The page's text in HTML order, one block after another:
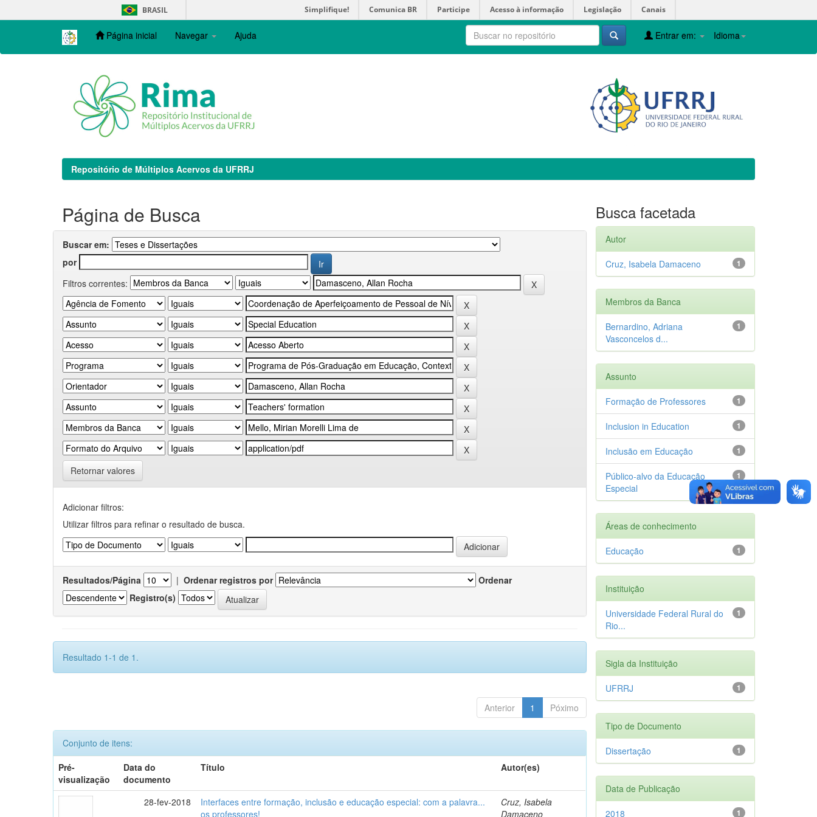
navigation
BRASIL Simplifique! Comunica BR Participe Acesso à informação Legislação Canais
Página inicial Navegar Ajuda Idioma
Entrar em:
Repositório de Múltiplos Acervos da UFRRJ
Página de Busca
Buscar em:
por
Filtros correntes:
Retornar valores
Adicionar filtros:
Utilizar filtros para refinar o resultado de busca.
Resultados/Página | Ordenar registros por
Ordenar
Registro(s)
Resultado 1-1 de 1.
Anterior 1 Póximo
Conjunto de itens:
Pré-
visualização
Data do
documento
Título Autor(es)
28-fev-2018
Interfaces entre formação, inclusão e educação especial: com a palavra...
os professores!
Cruz, Isabela
Damaceno
Busca facetada
Autor
1
Cruz, Isabela Damaceno
Membros da Banca
1
Bernardino, Adriana
Vasconcelos d...
Assunto
1
Formação de Professores
1
Inclusion in Education
1
Inclusão em Educação
1
Público-alvo da Educação
Especial
Áreas de conhecimento
1
Educação
Instituição
1
Universidade Federal Rural do
Rio...
Sigla da Instituição
1
UFRRJ
Tipo de Documento
1
Dissertação
Data de Publicação
1
2018